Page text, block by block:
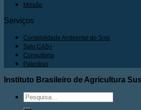
Missão
Serviços
Contabilidade Ambiental do Solo
Selo CAS+
Consultoria
Palestras
Instituto Brasileiro de Agricultura
Pesquisar
por: